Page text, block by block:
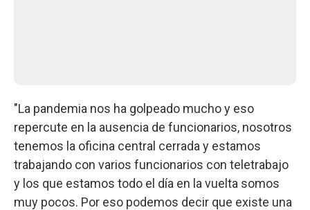
"La pandemia nos ha golpeado mucho y eso
repercute en la ausencia de funcionarios, nosotros
tenemos la oficina central cerrada y estamos
trabajando con varios funcionarios con teletrabajo
y los que estamos todo el día en la vuelta somos
muy pocos. Por eso podemos decir que existe una